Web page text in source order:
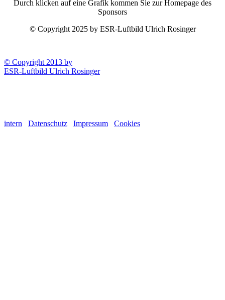
Durch klicken auf eine Grafik kommen Sie zur Homepage des
Sponsors
© Copyright 2025 by ESR-Luftbild Ulrich Rosinger
© Copyright 2013 by
ESR-Luftbild Ulrich Rosinger
intern Datenschutz Impressum Cookies